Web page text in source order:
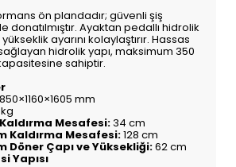
ön plandadır; güvenli şiş
donatılmıştır. Ayaktan pedallı hidrolik
ayarını kolaylaştırır. Hassas
hidrolik yapı, maksimum 350
sahiptir.
mm
Mesafesi:34 cm
Kaldırma Mesafesi:128 cm
Döner Çapı ve Yüksekliği:62 cm
Yapısı